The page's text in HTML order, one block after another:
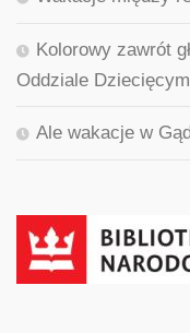
Kolorowy zawrót
Oddziale Dziecięcym
Ale wakacje w